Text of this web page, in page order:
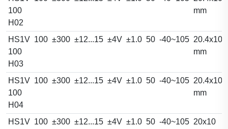
100
H02
mm
HS1V
100
H03
100 ±300 ±12...15 ±4V ±1.0 50 -40~105
mm
HS1V
100
H04
100 ±300 ±12...15 ±4V ±1.0 50 -40~105
mm
HS1V 100 ±300 ±12...15 ±4V ±1.0 50 -40~105 20x10